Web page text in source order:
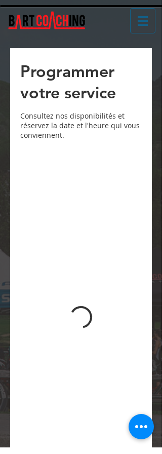
Programmer
votre service
Consultez nos disponibilités et
réservez la date et l'heure qui vous
conviennent.